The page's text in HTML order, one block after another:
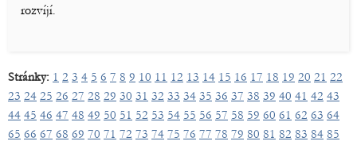
rozvíjí.
Stránky: 1 2 3 4 5 6 7 8 9 10 11 12 13 14 15 16 17 18 19 20 21 22
23 24 25 26 27 28 29 30 31 32 33 34 35 36 37 38 39 40 41 42 43
44 45 46 47 48 49 50 51 52 53 54 55 56 57 58 59 60 61 62 63 64
65 66 67 68 69 70 71 72 73 74 75 76 77 78 79 80 81 82 83 84 85